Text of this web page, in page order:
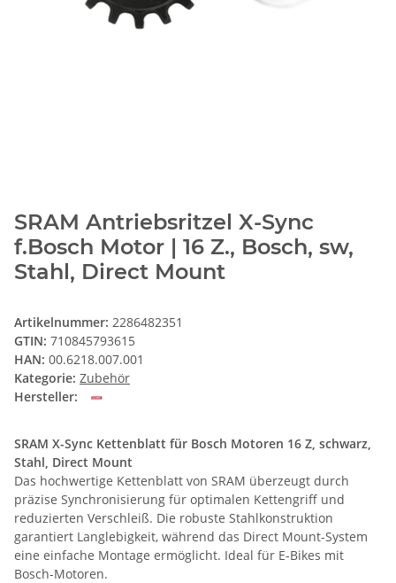
SRAM Antriebsritzel X-Sync
f.Bosch Motor | 16 Z., Bosch, sw,
Stahl, Direct Mount
Artikelnummer: 2286482351
GTIN: 710845793615
HAN: 00.6218.007.001
Kategorie: Zubehör
Hersteller:
SRAM X-Sync Kettenblatt für Bosch Motoren 16 Z, schwarz,
Stahl, Direct Mount
Das hochwertige Kettenblatt von SRAM überzeugt durch
präzise Synchronisierung für optimalen Kettengriff und
reduzierten Verschleiß. Die robuste Stahlkonstruktion
garantiert Langlebigkeit, während das Direct Mount-System
eine einfache Montage ermöglicht. Ideal für E-Bikes mit
Bosch-Motoren.